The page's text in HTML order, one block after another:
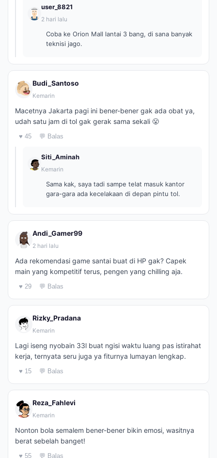
user_8821
2 hari lalu
Coba ke Orion Mall lantai 3 bang, di sana banyak
teknisi jago.
Budi_Santoso
Kemarin
Macetnya Jakarta pagi ini bener-bener gak ada obat ya,
udah satu jam di tol gak gerak sama sekali 😤
♥ 45 💬 Balas
Siti_Aminah
Kemarin
Sama kak, saya tadi sampe telat masuk kantor
gara-gara ada kecelakaan di depan pintu tol.
Andi_Gamer99
2 hari lalu
Ada rekomendasi game santai buat di HP gak? Capek
main yang kompetitif terus, pengen yang chilling aja.
♥ 29 💬 Balas
Rizky_Pradana
Kemarin
Lagi iseng nyobain 33l buat ngisi waktu luang pas istirahat
kerja, ternyata seru juga ya fiturnya lumayan lengkap.
♥ 15 💬 Balas
Reza_Fahlevi
Kemarin
Nonton bola semalem bener-bener bikin emosi, wasitnya
berat sebelah banget!
♥ 55 💬 Balas